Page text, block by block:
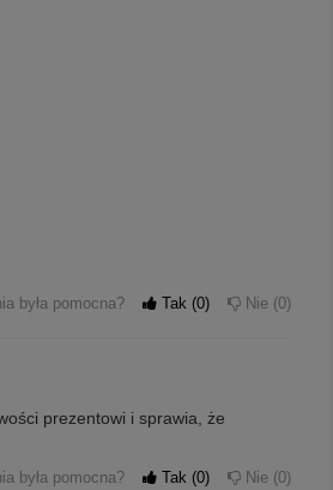
była pomocna? Tak 0 Nie 0
prezentowi i sprawia, że
była pomocna? Tak 0 Nie 0